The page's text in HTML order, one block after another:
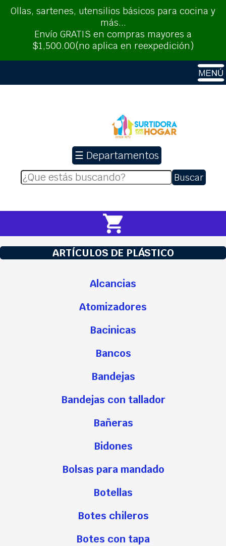
Ollas, sartenes, utensilios básicos para cocina y
más...
Envío GRATIS en compras mayores a
$1,500.00(no aplica en reexpedición)
☰ Departamentos
Buscar
ARTÍCULOS DE PLÁSTICO
Alcancias
Atomizadores
Bacinicas
Bancos
Bandejas
Bandejas con tallador
Bañeras
Bidones
Bolsas para mandado
Botellas
Botes chileros
Botes con tapa